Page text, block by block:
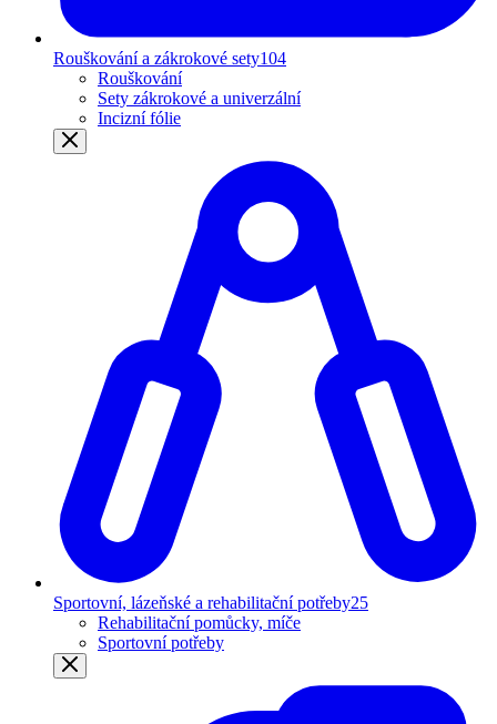
Rouškování a zákrokové sety104
Rouškování
Sety zákrokové a univerzální
Incizní fólie
Sportovní, lázeňské a rehabilitační potřeby25
Rehabilitační pomůcky, míče
Sportovní potřeby